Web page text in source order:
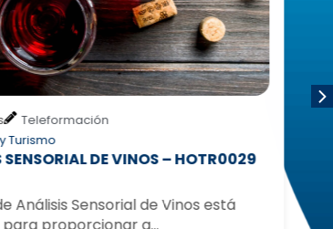
Teleformación
Turismo
SENSORIAL DE VINOS – HOTR0029
Análisis Sensorial de Vinos está
para proporcionar a…